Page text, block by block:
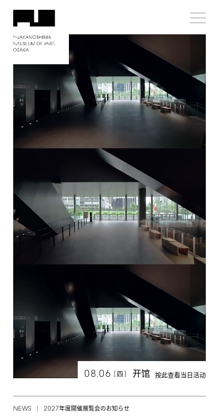
08.06 [ 四 ] 开馆 按此查看当日活动
NEWS 2027年度開催展覧会のお知らせ